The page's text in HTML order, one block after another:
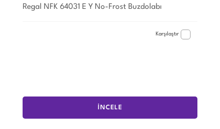
Regal NFK 64031 E Y No-Frost Buzdolabı
Karşılaştır
İNCELE